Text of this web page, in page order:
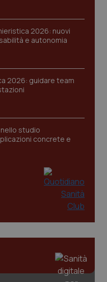
2026: nuovi
e autonomia
2026: guidare team
studio
concrete e
CookieScript
www.quotidianosanita.it